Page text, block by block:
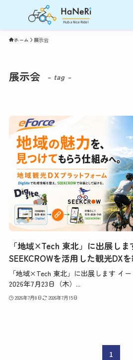
ホーム 展示会
展示会 – tag –
「地域×Tech 東北」に出展しま
SEEKCROWを活用した観光DX
「地域×Tech 東北」に出展します イ
2026年7月23日（木）...
2026年7月8日 2026年7月15日
1